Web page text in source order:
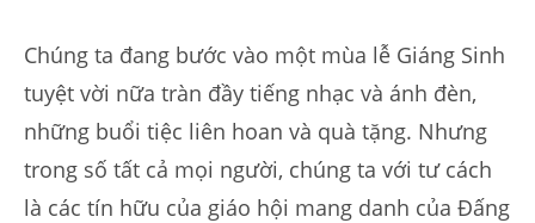
Chúng ta đang bước vào một mùa lễ Giáng Sinh
tuyệt vời nữa tràn đầy tiếng nhạc và ánh đèn,
những buổi tiệc liên hoan và quà tặng. Nhưng
trong số tất cả mọi người, chúng ta với tư cách
là các tín hữu của giáo hội mang danh của Đấng